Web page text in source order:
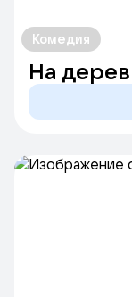
Комедия
На